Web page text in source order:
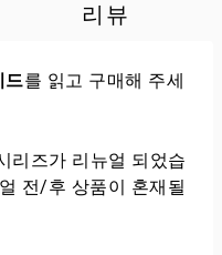
리뷰
드를 읽고 구매해 주세
리즈가 리뉴얼 되었습
전/후 상품이 혼재될